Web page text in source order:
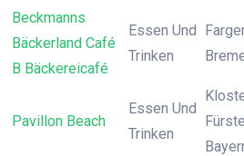
Beckmanns
Bäckerland Café
B Bäckereicafé
Essen Und
Trinken
Pavillon Beach
Essen Und
Trinken